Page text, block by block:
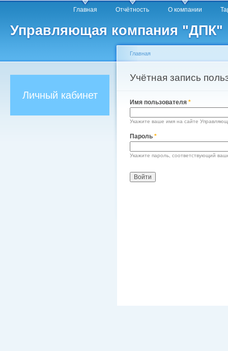
Управляющая компания "ДПК"
Главное менюГлавная Отчётность О компании
Личный кабинет
Вы здесь
Главная
Учётная запись
Главные вкладки
Имя пользователя *
Укажите ваше имя на сайте
Пароль *
Укажите пароль, соответствующий